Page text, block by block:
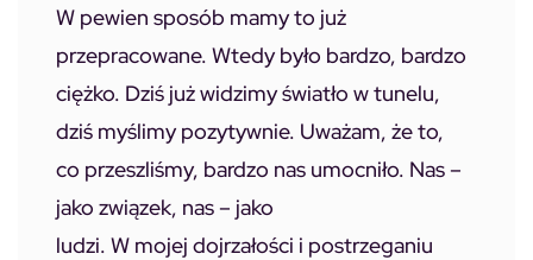
W pewien sposób mamy to już
przepracowane. Wtedy było bardzo, bardzo
ciężko. Dziś już widzimy światło w tunelu,
dziś myślimy pozytywnie. Uważam, że to,
co przeszliśmy, bardzo nas umocniło. Nas –
jako związek, nas – jako
ludzi. W mojej dojrzałości i postrzeganiu